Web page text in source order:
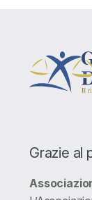
Grazie al